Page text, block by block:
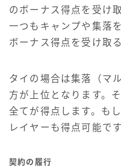
のボーナス得点を受け
一つもキャンプや集落
ボーナス得点を受け取
タイの場合は集落（マ
方が上位となります。
全てが得点します。も
レイヤーも得点可能です
契約の履行